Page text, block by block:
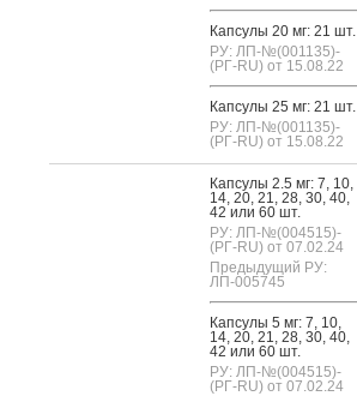
Кап­су­лы 20 мг: 21 шт.
РУ: ЛП-№(001135)-
(РГ-RU) от 15.08.22
Кап­су­лы 25 мг: 21 шт.
РУ: ЛП-№(001135)-
(РГ-RU) от 15.08.22
Кап­су­лы 2.5 мг: 7, 10,
14, 20, 21, 28, 30, 40,
42 или 60 шт.
РУ: ЛП-№(004515)-
(РГ-RU) от 07.02.24
Предыдущий РУ:
ЛП-005745
Кап­су­лы 5 мг: 7, 10,
14, 20, 21, 28, 30, 40,
42 или 60 шт.
РУ: ЛП-№(004515)-
(РГ-RU) от 07.02.24